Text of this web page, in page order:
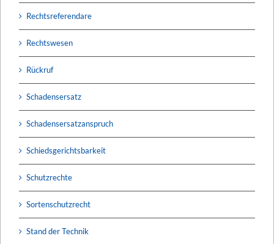
Rechtsreferendare
Rechtswesen
Rückruf
Schadensersatz
Schadensersatzanspruch
Schiedsgerichtsbarkeit
Schutzrechte
Sortenschutzrecht
Stand der Technik